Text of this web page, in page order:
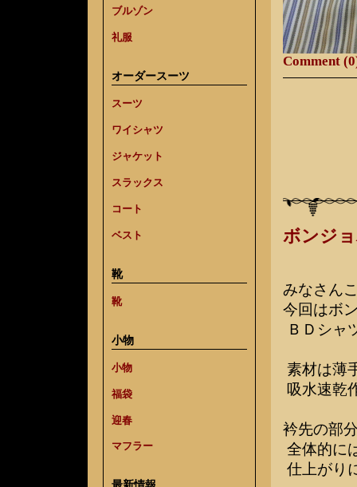
ブルゾン
礼服
オーダースーツ
スーツ
ワイシャツ
ジャケット
スラックス
コート
ベスト
靴
靴
小物
小物
福袋
迎春
マフラー
Comment
ボンジ
みなさん
今回はボ
ＢＤシャ
素材は薄
吸水速乾
衿先の部
全体的に
仕上がり